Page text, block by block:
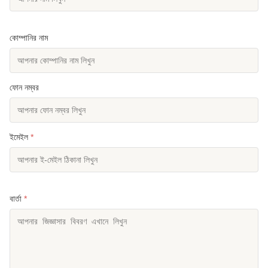
কোম্পানির নাম
ফোন নম্বর
ইমেইল *
বার্তা *